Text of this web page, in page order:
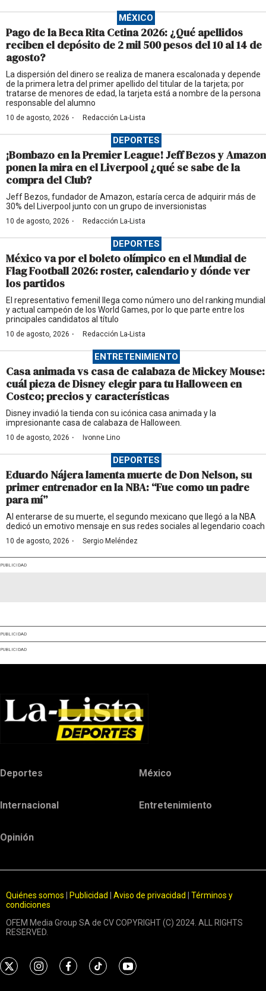
MÉXICO
Pago de la Beca Rita Cetina 2026: ¿Qué apellidos
reciben el depósito de 2 mil 500 pesos del 10 al 14 de
agosto?
La dispersión del dinero se realiza de manera escalonada y depende
de la primera letra del primer apellido del titular de la tarjeta; por
tratarse de menores de edad, la tarjeta está a nombre de la persona
responsable del alumno
10 de agosto, 2026 · Redacción La-Lista
DEPORTES
¡Bombazo en la Premier League! Jeff Bezos y Amazon
ponen la mira en el Liverpool ¿qué se sabe de la
compra del Club?
Jeff Bezos, fundador de Amazon, estaría cerca de adquirir más de
30% del Liverpool junto con un grupo de inversionistas
10 de agosto, 2026 · Redacción La-Lista
DEPORTES
México va por el boleto olímpico en el Mundial de
Flag Football 2026: roster, calendario y dónde ver
los partidos
El representativo femenil llega como número uno del ranking mundial
y actual campeón de los World Games, por lo que parte entre los
principales candidatos al título
10 de agosto, 2026 · Redacción La-Lista
ENTRETENIMIENTO
Casa animada vs casa de calabaza de Mickey Mouse:
cuál pieza de Disney elegir para tu Halloween en
Costco; precios y características
Disney invadió la tienda con su icónica casa animada y la
impresionante casa de calabaza de Halloween.
10 de agosto, 2026 · Ivonne Lino
DEPORTES
Eduardo Nájera lamenta muerte de Don Nelson, su
primer entrenador en la NBA: “Fue como un padre
para mí”
Al enterarse de su muerte, el segundo mexicano que llegó a la NBA
dedicó un emotivo mensaje en sus redes sociales al legendario coach
10 de agosto, 2026 · Sergio Meléndez
PUBLICIDAD
PUBLICIDAD
PUBLICIDAD
Deportes México
Internacional Entretenimiento
Opinión
Quiénes somos Publicidad Aviso de privacidad
Términos y
condiciones
OFEM Media Group SA de CV COPYRIGHT (C) 2024. ALL RIGHTS
RESERVED.
t
i
f
t
y